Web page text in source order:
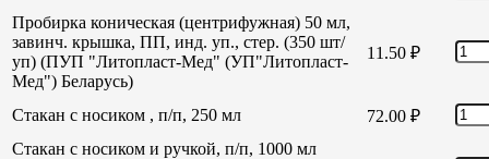
Пробирка коническая (центрифужная) 50 мл,
завинч. крышка, ПП, инд. уп., стер. (350 шт/
уп) (ПУП "Литопласт-Мед" (УП"Литопласт-
Мед") Беларусь)
11.50 ₽
Стакан с носиком , п/п, 250 мл 72.00 ₽
Стакан с носиком и ручкой, п/п, 1000 мл